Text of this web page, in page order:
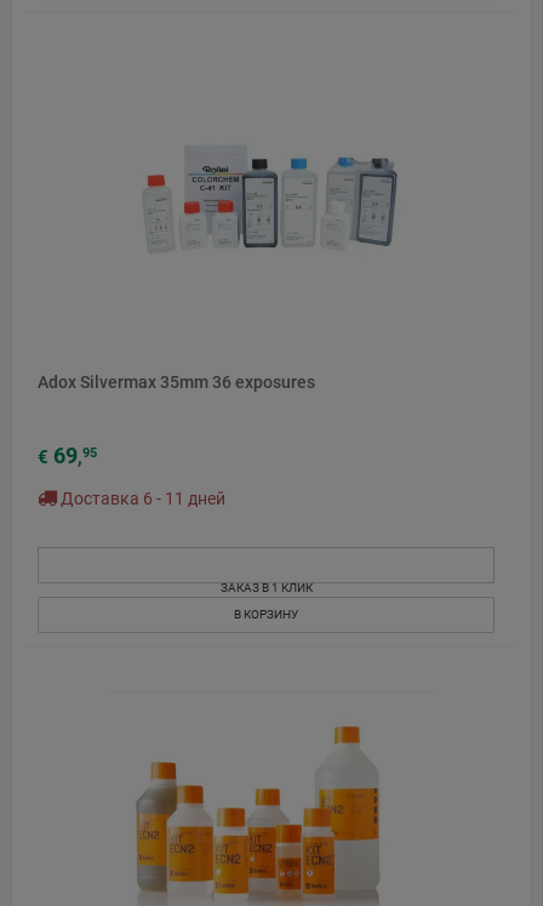
Adox Silvermax 35mm 36 exposures
€ 69,95
Доставка 6 - 11 дней
ЗАКАЗ В 1 КЛИК
В КОРЗИНУ